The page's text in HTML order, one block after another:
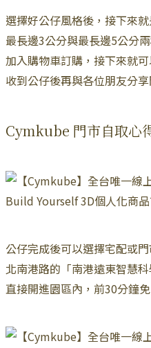
選擇好公仔風格後，接下來
最長邊3公分與最長邊5公分
加入購物車訂購，接下來就
收到公仔後再與各位朋友分享
Cymkube 門市自取心
公仔完成後可以選擇宅配或
北南港路的「南港遠東智慧
直接開進園區內，前30分鐘